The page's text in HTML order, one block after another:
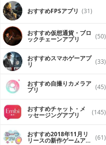
おすすめFPSアプリ (31)
おすすめ仮想通貨・ブロ
ックチェーンアプリ (50)
おすすめスマホゲーアプ
リ (33)
おすすめ自撮りカメラア
プリ (45)
おすすめチャット・メ
ッセージングアプリ (145)
おすすめ2018年11月リ
リースの新作ゲームアプ (61)